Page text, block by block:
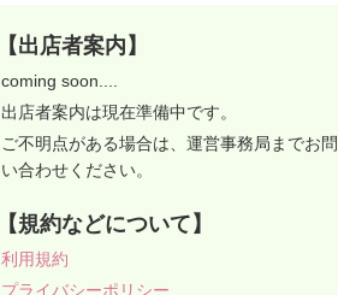
【出店者案内】
coming soon....
出店者案内は現在準備中です。
ご不明点がある場合は、運営事務局までお問
い合わせください。
【規約などについて】
利用規約
プライバシーポリシー